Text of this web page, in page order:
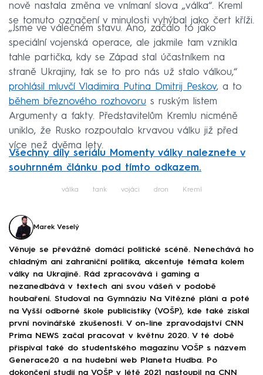
nově nastala změna ve vnímaní slova „válka“. Kreml
se tomuto označení v minulosti vyhýbal jako čert kříži.
„Jsme ve válečném stavu. Ano, začalo to jako
speciální vojenská operace, ale jakmile tam vznikla
tahle partička, kdy se Západ stal účastníkem na
straně Ukrajiny, tak se to pro nás už stalo válkou,“
prohlásil mluvčí Vladimira Putina Dmitrij Peskov, a to
během březnového rozhovoru s ruským listem
Argumenty a fakty. Představitelům Kremlu nicméně
uniklo, že Rusko rozpoutalo krvavou válku již před
více než dvěma lety.
Všechny díly seriálu Momenty války naleznete v
souhrnném článku pod tímto odkazem.
válka tank vojáci dron Kreml
Marek Veselý
Věnuje se převážně domácí politické scéně. Nenechává ho
chladným ani zahraniční politika, akcentuje témata kolem
války na Ukrajině. Rád zpracovává i gaming a
nezanedbává v textech ani svou vášeň v podobě
houbaření. Studoval na Gymnáziu Na Vítězné pláni a poté
na Vyšší odborné škole publicistiky (VOŠP), kde také získal
první novinářské zkušenosti. V on-line zpravodajství CNN
Prima NEWS začal pracovat v květnu 2020. V té době
přispíval také do studentského magazínu VOŠP s názvem
Generace20 a na hudební web Planeta Hudba. Po
dokončení studií na VOŠP v létě 2021 nastoupil na CNN